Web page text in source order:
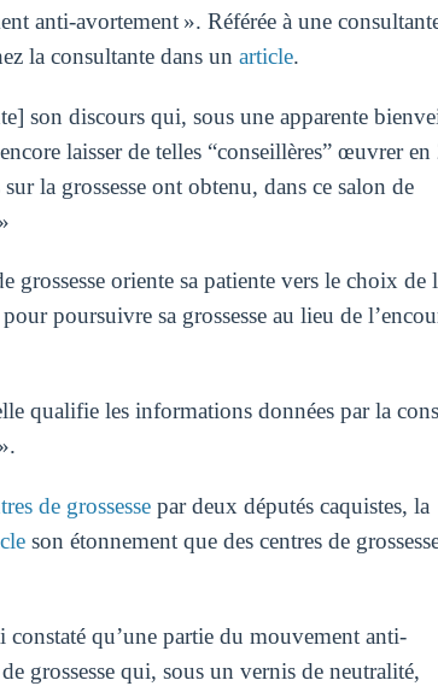
anti-avortement ». Référée à une
la consultante dans un article.
son discours qui, sous une apparente
laisser de telles “conseillères” œuvrer en
la grossesse ont obtenu, dans ce salon de
grossesse oriente sa patiente vers le choix de
poursuivre sa grossesse au lieu de
qualifie les informations données par la
de grossessepar deux députés caquistes, la
son étonnement que des centres de
constaté qu’une partie du mouvement anti-
grossesse qui, sous un vernis de neutralité,